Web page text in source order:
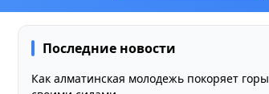
Последние новости
Как алматинская молодежь покоряет горы